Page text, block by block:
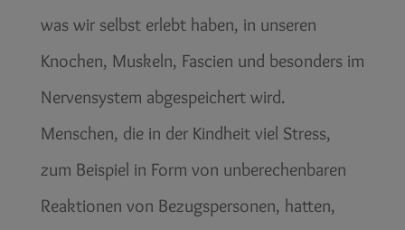
was wir selbst erlebt haben, in unseren
Knochen, Muskeln, Fascien und besonders im
Nervensystem abgespeichert wird.
Menschen, die in der Kindheit viel Stress,
zum Beispiel in Form von unberechenbaren
Reaktionen von Bezugspersonen, hatten,